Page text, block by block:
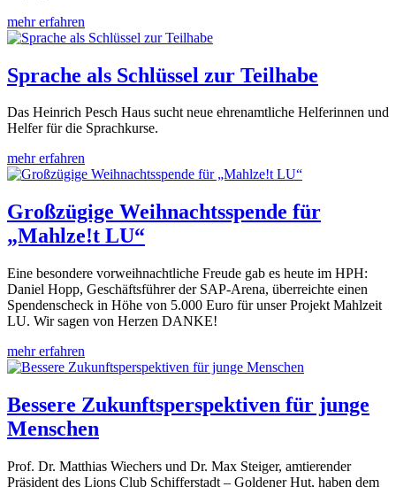
mehr erfahren
Sprache als Schlüssel zur Teilhabe
Das Heinrich Pesch Haus sucht neue ehrenamtliche Helferinnen und
Helfer für die Sprachkurse.
mehr erfahren
Großzügige Weihnachtsspende für
„Mahlze!t LU“
Eine besondere vorweihnachtliche Freude gab es heute im HPH:
Daniel Hopp, Geschäftsführer der SAP-Arena, überreichte einen
Spendenscheck in Höhe von 5.000 Euro für unser Projekt Mahlzeit
LU. Wir sagen von Herzen DANKE!
mehr erfahren
Bessere Zukunftsperspektiven für junge
Menschen
Prof. Dr. Matthias Wiechers und Dr. Max Steiger, amtierender
Präsident des Lions Club Schifferstadt – Goldener Hut, haben dem